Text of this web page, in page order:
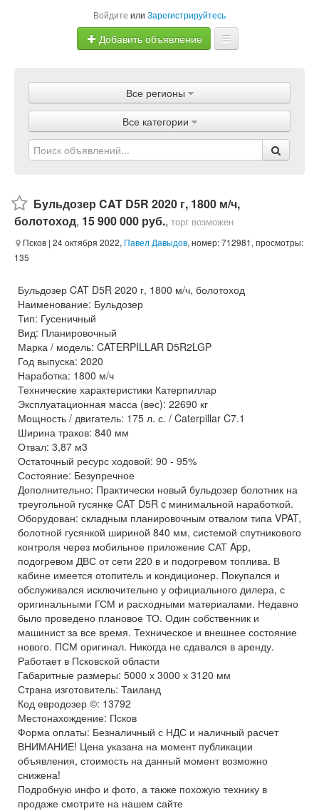
Войдите или Зарегистрируйтесь
Добавить объявление
Объявления
Магазины
Услуги
Все регионы
Все категории
Бульдозер CAT D5R 2020 г, 1800 м/ч,
болотоход, 15 900 000 руб., торг возможен
Псков | 24 октября 2022, Павел Давыдов, номер: 712981, просмотры:
135
Бульдозер CAT D5R 2020 г, 1800 м/ч, болотоход
Наименование: Бульдозер
Тип: Гусеничный
Вид: Планировочный
Марка / модель: CATERPILLAR D5R2LGP
Год выпуска: 2020
Наработка: 1800 м/ч
Технические характеристики Катерпиллар
Эксплуатационная масса (вес): 22690 кг
Мощность / двигатель: 175 л. с. / Caterpillar C7.1
Ширина траков: 840 мм
Отвал: 3,87 м3
Остаточный ресурс ходовой: 90 - 95%
Состояние: Безупречное
Дополнительно: Практически новый бульдозер болотник на
треугольной гусянке CAT D5R c минимальной наработкой.
Оборудован: складным планировочным отвалом типа VPAT,
болотной гусянкой шириной 840 мм, системой спутникового
контроля через мобильное приложение САТ App,
подогревом ДВС от сети 220 в и подогревом топлива. В
кабине имеется отопитель и кондиционер. Покупался и
обслуживался исключительно у официального дилера, с
оригинальными ГСМ и расходными материалами. Недавно
было проведено плановое ТО. Один собственник и
машинист за все время. Техническое и внешнее состояние
нового. ПСМ оригинал. Никогда не сдавался в аренду.
Работает в Псковской области
Габаритные размеры: 5000 х 3000 х 3120 мм
Страна изготовитель: Таиланд
Код евродозер ©: 13792
Местонахождение: Псков
Форма оплаты: Безналичный с НДС и наличный расчет
ВНИМАНИЕ! Цена указана на момент публикации
объявления, стоимость на данный момент возможно
снижена!
Подробную инфо и фото, а также похожую технику в
продаже смотрите на нашем сайте